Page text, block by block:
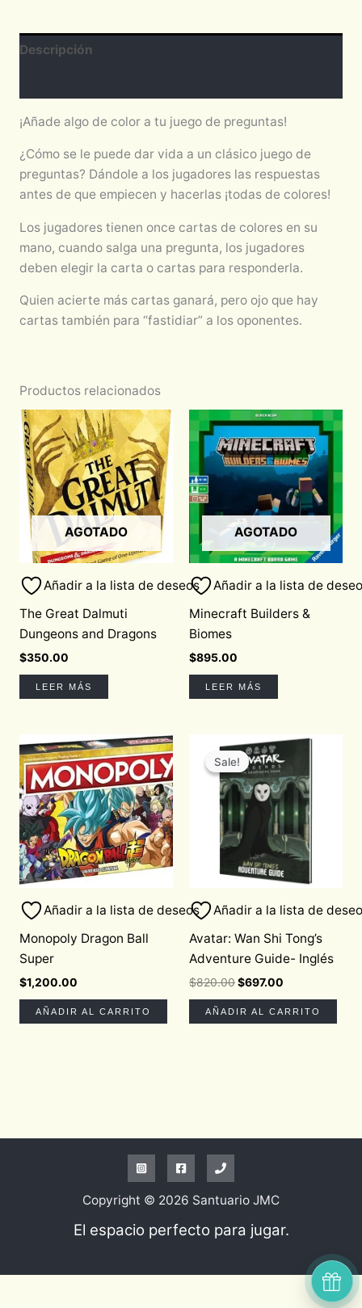
Descripción
¡Añade algo de color a tu juego de preguntas!
¿Cómo se le puede dar vida a un clásico juego de
preguntas? Dándole a los jugadores las respuestas
antes de que empiecen y hacerlas ¡todas de colores!
Los jugadores tienen once cartas de colores en su
mano, cuando salga una pregunta, los jugadores
deben elegir la carta o cartas para responderla.
Quien acierte más cartas ganará, pero ojo que hay
cartas también para “fastidiar” a los oponentes.
Productos relacionados
AGOTADO
Añadir a la lista de deseos
The Great Dalmuti
Dungeons and Dragons
$350.00
LEER MÁS
AGOTADO
Añadir a la lista de
Minecraft Builders &
Biomes
$895.00
LEER MÁS
Añadir a la lista de deseos
Monopoly Dragon Ball
Super
$1,200.00
AÑADIR AL CARRITO
Sale!
Sale!
Añadir a la lista de
Avatar: Wan Shi Tong’s
Adventure Guide- Inglés
$820.00
Original
price
was:
$820.00.
$697.00
Current
$697.00.
AÑADIR AL CARRITO
Copyright © 2026 Santuario JMC
El espacio perfecto para jugar.